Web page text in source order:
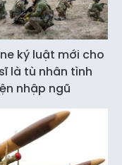
ký luật mới cho
là tù nhân tình
nhập ngũ